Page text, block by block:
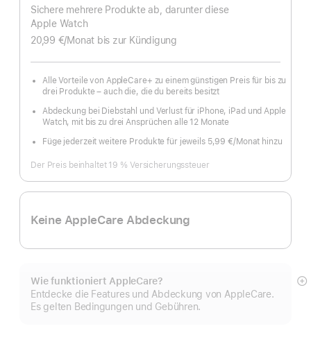
Sichere mehrere Produkte ab, darunter diese
Apple Watch
20,99 €/Monat pro
bis zur Kündigung
Alle Vorteile von AppleCare+ zu einem günstigen Preis für bis zu
drei Produkte – auch die, die du bereits besitzt
Abdeckung bei Diebstahl und Verlust für iPhone, iPad und Apple
Watch, mit bis zu drei Ansprüchen alle 12 Monate
Füge jederzeit weitere Produkte für jeweils 5,99 €/Monat hinzu
Der Preis beinhaltet 19 % Versicherungssteuer
Keine AppleCare Abdeckung
Wie funktioniert AppleCare?
Entdecke die Features und Abdeckung von AppleCare.
Es gelten Bedingungen und Gebühren.